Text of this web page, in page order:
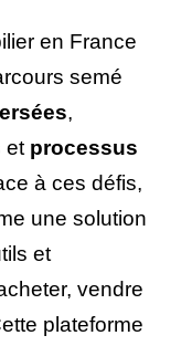
en France
semé
,
et processus
à ces défis,
une solution
et
vendre
plateforme